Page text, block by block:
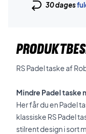
30 dages
RS Padel taske af
Mindre Padel taske
Her får du en Padel
klassiske RS Padel
stilrent design i sort